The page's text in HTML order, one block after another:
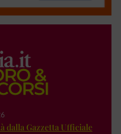
dalla Gazzetta Ufficiale